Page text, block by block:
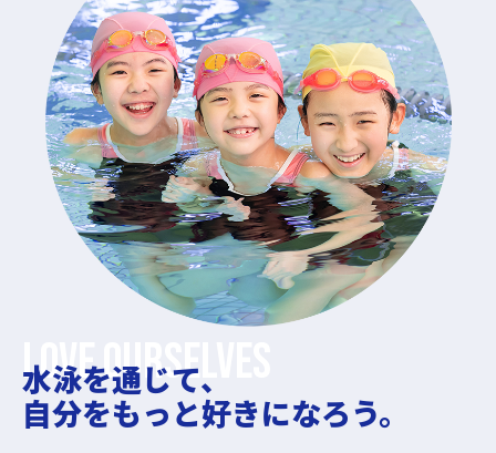
水泳を通じて、
自分をもっと好きになろう。